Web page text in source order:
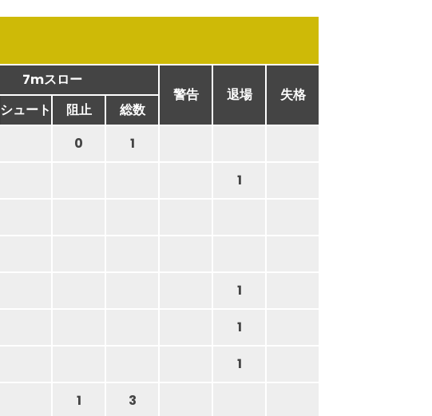
7mスロー
警告
退場
失格
シュート 阻止
総数
0
1
1
1
1
1
1
3